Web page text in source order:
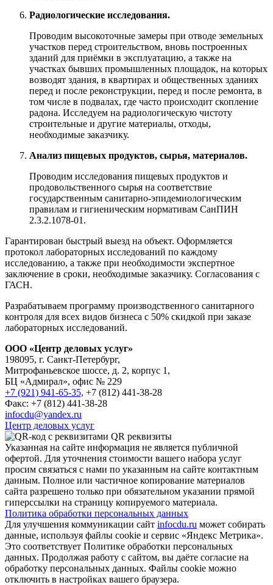
Радиологические исследования.
Проводим высокоточные замеры при отводе земельных
участков перед строительством, вновь построенных
зданий для приёмки в эксплуатацию, а также на
участках бывших промышленных площадок, на которых
возводят здания, в квартирах и общественных зданиях
перед и после реконструкции, перед и после ремонта, в
том числе в подвалах, где часто происходит скопление
радона. Исследуем на радиологическую чистоту
строительные и другие материалы, отходы,
необходимые заказчику.
Анализ пищевых продуктов, сырья, материалов.
Проводим исследования пищевых продуктов и
продовольственного сырья на соответствие
государственным санитарно-эпидемиологическим
правилам и гигиеническим нормативам СанПИН
2.3.2.1078-01.
Гарантирован быстрый выезд на объект. Оформляется
протокол лабораторных исследований по каждому
исследованию, а также при необходимости экспертное
заключение в сроки, необходимые заказчику. Согласования с
ГАСН.
Разрабатываем программу производственного санитарного
контроля для всех видов бизнеса с 50% скидкой при заказе
лабораторных исследований.
ООО «Центр деловых услуг»
198095, г. Санкт-Петербург,
Митрофаньевское шоссе, д. 2, корпус 1,
БЦ «Адмирал», офис № 229
+7 (921) 941-65-35, +7 (812) 441-38-28
Факс: +7 (812) 441-38-28
infocdu@yandex.ru
Центр деловых услуг
QR реквизиты
Указанная на сайте информация не является публичной
офертой. Для уточнения стоимости вашего набора услуг
просим связаться с нами по указанным на сайте контактным
данным. Полное или частичное копирование материалов
сайта разрешено только при обязательном указании прямой
гиперссылки на страницу копируемого материала.
Политика обработки персональных данных
Для улучшения коммуникации сайт infocdu.ru может собирать
данные, используя файлы cookie и сервис «Яндекс Метрика».
Это соответствует Политике обработки персональных
данных. Продолжая работу с сайтом, вы даёте согласие на
обработку персональных данных. Файлы cookie можно
отключить в настройках вашего браузера.